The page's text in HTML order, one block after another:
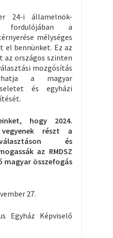
24-i államelnök-
fordulójában a
mélységes
bennünket. Ez az
az országos szinten
mozgósítás
a magyar
és egyházi
hogy 2024.
részt a
és
az RMDSZ
magyar összefogás
27.
Egyház Képviselő